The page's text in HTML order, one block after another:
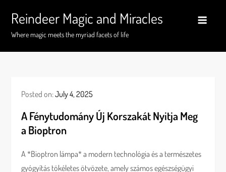
content
Reindeer Magic and Miracles
Where magic meets the myriad facets of life
Posted on:July 4, 2025
A Fénytudomány Új Korszakát Nyitja Meg
a Bioptron
A *Bioptron lámpa* a modern technológia és a természetes
gyógyítás tökéletes ötvözete, amely számos egészségügyi